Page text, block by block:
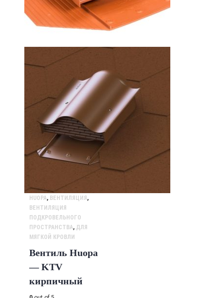
HUOPA, ВЕНТИЛЯЦИЯ ,
ВЕНТИЛЯЦИЯ
ПОДКРОВЕЛЬНОГО
ПРОСТРАНСТВА, ДЛЯ
МЯГКОЙ КРОВЛИ
Вентиль Huopa
— KTV
кирпичный